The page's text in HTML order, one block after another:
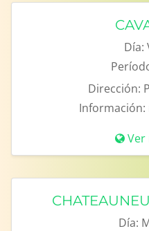
Día:
Dirección:
Información:
Ver
Día: